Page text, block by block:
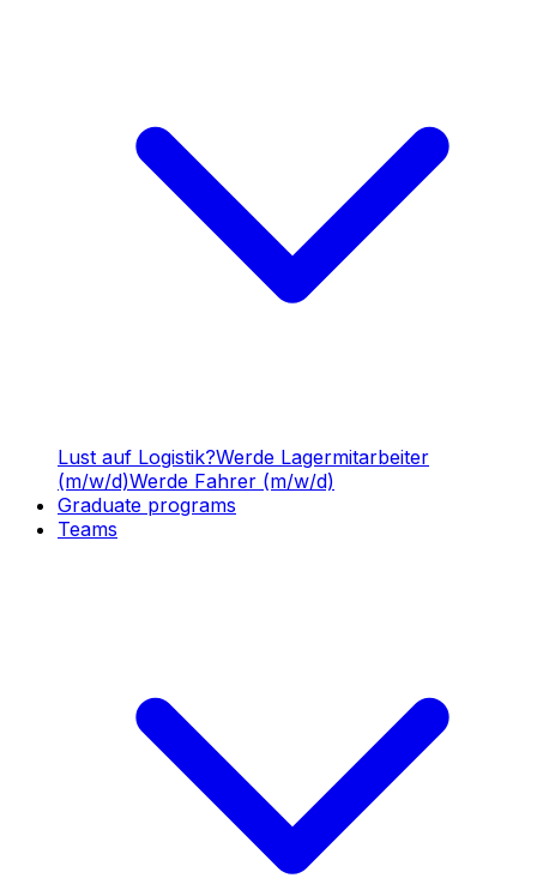
Lust auf Logistik?Werde Lagermitarbeiter
(m/w/d)Werde Fahrer (m/w/d)
Graduate programs
Teams